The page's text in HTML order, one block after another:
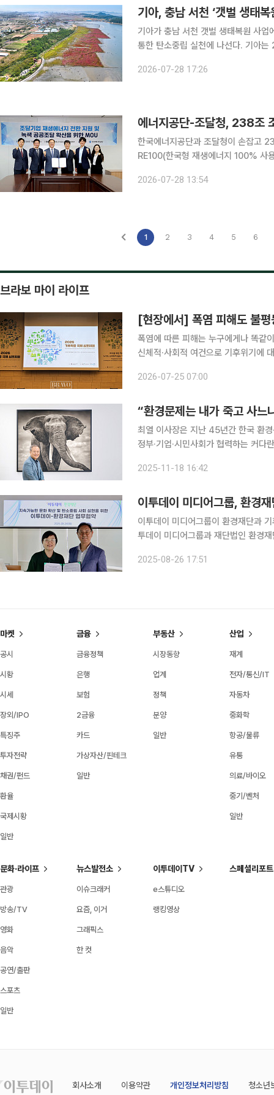
기아, 충남 서천 ‘갯벌 생태
기아가 충남 서천 갯벌 생태복원 사
통한 탄소중립 실천에 나선다. 기아는 28일 서울 강남구 그랜드 인터컨티넨탈 서울 파르나스에서
2026-07-28 17:26
에너지공단-조달청, 238조
한국에너지공단과 조달청이 손잡고
RE100(한국형 재생에너지 100% 사용)' 전환 기지로 활
본부에서 조달청과 '조달기업 재생에
2026-07-28 13:54
1 2 3 4 5 6
브라보 마이 라이프
[현장에서] 폭염 피해도 불
폭염에 따른 피해는 누구에게나 똑같
신체적·사회적 여건으로 기후위기에
2026-07-25 07:00
“환경문제는 내가 죽고 사느
최열 이사장은 지난 45년간 한국 환경운동의 최전선에 서왔다. 그가 주창하는 ‘각성한 시민’의 힘,
정부·기업·시민사회가 협력하는 커
2025-11-18 16:42
이투데이 미디어그룹, 환경
이투데이 미디어그룹이 환경재단과
투데이 미디어그룹과 재단법인 환경
2025-08-26 17:51
마켓
공시
시황
시세
장외/IPO
특징주
투자전략
채권/펀드
환율
국제시황
일반
금융
금융정책
은행
보험
2금융
카드
가상자산/핀테크
일반
부동산
시장동향
업계
정책
분양
일반
산업
재계
전자/통신/IT
자동차
중화학
항공/물류
유통
의료/바이오
중기/벤처
일반
문화·라이프
관광
방송/TV
영화
음악
공연/출판
스포츠
일반
뉴스발전소
이슈크래커
요즘, 이거
그래픽스
한 컷
이투데이TV
e스튜디오
랭킹영상
스페셜리포트
회사소개 이용약관 개인정보처리방침 청소년